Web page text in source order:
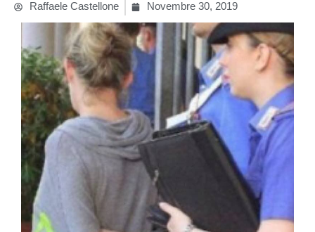
Raffaele Castellone Novembre 30, 2019